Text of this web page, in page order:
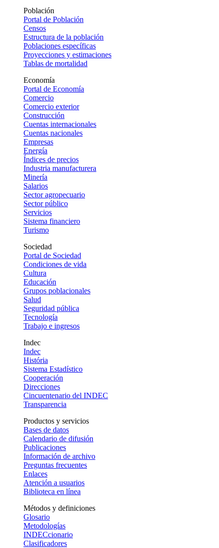
Población
Portal de Población
Censos
Estructura de la población
Poblaciones específicas
Proyecciones y estimaciones
Tablas de mortalidad
Economía
Portal de Economía
Comercio
Comercio exterior
Construcción
Cuentas internacionales
Cuentas nacionales
Empresas
Energía
Índices de precios
Industria manufacturera
Minería
Salarios
Sector agropecuario
Sector público
Servicios
Sistema financiero
Turismo
Sociedad
Portal de Sociedad
Condiciones de vida
Cultura
Educación
Grupos poblacionales
Salud
Seguridad pública
Tecnología
Trabajo e ingresos
Indec
Indec
História
Sistema Estadístico
Cooperación
Direcciones
Cincuentenario del INDEC
Transparencia
Productos y servicios
Bases de datos
Calendario de difusión
Publicaciones
Información de archivo
Preguntas frecuentes
Enlaces
Atención a usuarios
Biblioteca en línea
Métodos y definiciones
Glosario
Metodologías
INDECcionario
Clasificadores